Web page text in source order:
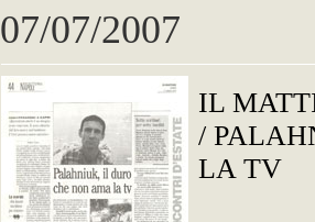
07/07/2007
IL
/
LA TV